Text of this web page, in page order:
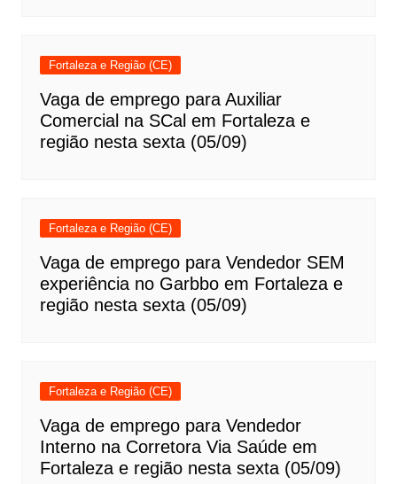
Fortaleza e Região (CE)
Vaga de emprego para Auxiliar
Comercial na SCal em Fortaleza e
região nesta sexta (05/09)
Fortaleza e Região (CE)
Vaga de emprego para Vendedor SEM
experiência no Garbbo em Fortaleza e
região nesta sexta (05/09)
Fortaleza e Região (CE)
Vaga de emprego para Vendedor
Interno na Corretora Via Saúde em
Fortaleza e região nesta sexta (05/09)